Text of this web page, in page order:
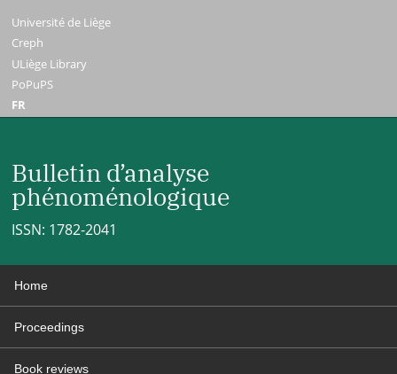
Université de Liège
Creph
ULiège Library
PoPuPS
FR
Bulletin d’analyse
phénoménologique
ISSN: 1782-2041
Home
Proceedings
Book reviews